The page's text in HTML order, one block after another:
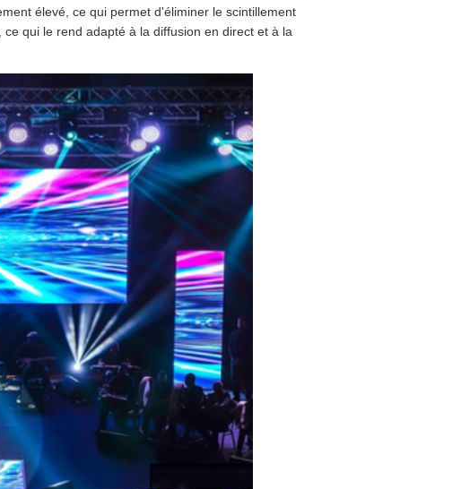
élevé, ce qui permet d'éliminer le scintillement
qui le rend adapté à la diffusion en direct et à la